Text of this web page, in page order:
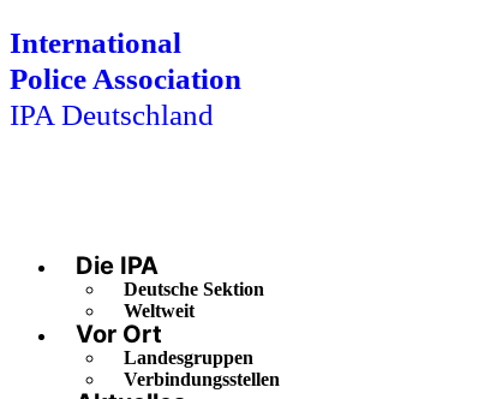
International
Police Association
IPA Deutschland
Die IPA
Deutsche Sektion
Weltweit
Vor Ort
Landesgruppen
Verbindungsstellen